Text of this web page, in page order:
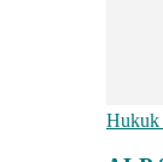
Hukuk